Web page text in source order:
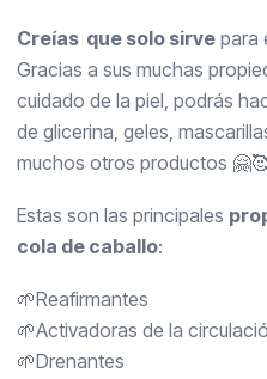
Creías que solo sirvepara
Gracias a sus muchas
cuidado de la piel, podrás
de glicerina, geles,
muchos otros productos
Estas son las principales
cola de caballo:
🌱Reafirmantes
🌱Activadoras de la
🌱Drenantes